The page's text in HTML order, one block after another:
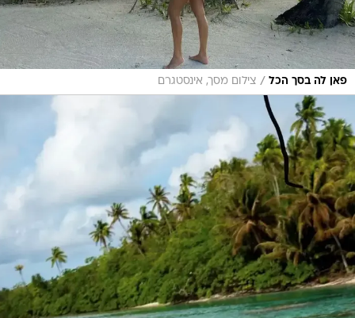
פאן לה בסך הכל / צילום מסך, אינסטגרם